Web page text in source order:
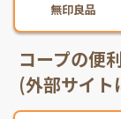
無印良品
コープの便
(外部サイト